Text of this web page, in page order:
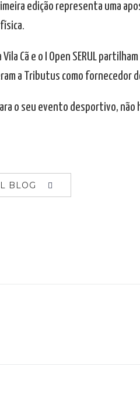
edição representa uma
Vila Cã e o I Open SERUL
a Tributus como fornecedor
o seu evento desportivo, não
BLOG